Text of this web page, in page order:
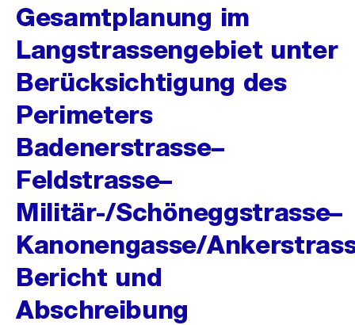
Gesamtplanung im
Langstrassengebiet unter
Berücksichtigung des
Perimeters
Badenerstrasse–
Feldstrasse–
Militär-/Schöneggstrasse–
Kanonengasse/
Bericht und
Abschreibung